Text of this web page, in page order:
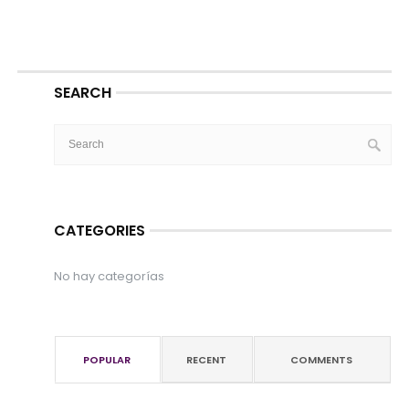
SEARCH
CATEGORIES
No hay categorías
POPULAR RECENT COMMENTS